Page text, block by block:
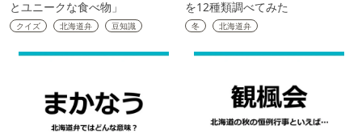
とユニークな食べ物」
クイズ 北海道弁 豆知識
を12種類調べてみた
冬 北海道弁